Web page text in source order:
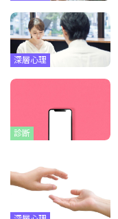
深層心理
診断